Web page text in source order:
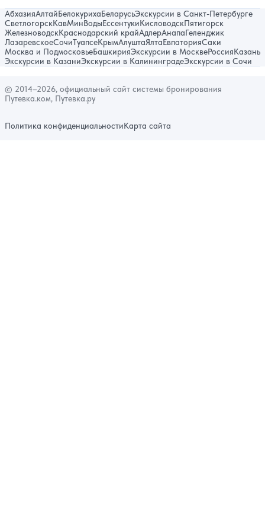
АбхазияАлтайБелокурихаБеларусьЭкскурсии в Санкт-Петербурге
СветлогорскКавМинВодыЕссентукиКисловодскПятигорск
ЖелезноводскКраснодарский крайАдлерАнапаГеленджик
ЛазаревскоеСочиТуапсеКрымАлуштаЯлтаЕвпаторияСаки
Москва и ПодмосковьеБашкирияЭкскурсии в МосквеРоссияКазань
Экскурсии в КазаниЭкскурсии в КалининградеЭкскурсии в Сочи
© 2014–2026, официальный сайт системы бронирования
Путевка.ком, Путевка.ру
Политика конфиденциальностиКарта сайта